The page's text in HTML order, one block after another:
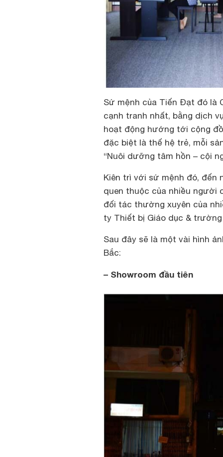
Sứ mệnh của Tiến Đạt đó là
cạnh tranh nhất, bằng dịch
hoạt động hướng tới cộng
đặc biệt là thế hệ trẻ, mỗi
“Nuôi dưỡng tâm hồn – cội
Kiên trì với sứ mệnh đó, đến
quen thuộc của nhiều người
đối tác thường xuyên của
ty Thiết bị Giáo dục &
Sau đây sẽ là một vài hình
Bắc:
– Showroom đầu tiên